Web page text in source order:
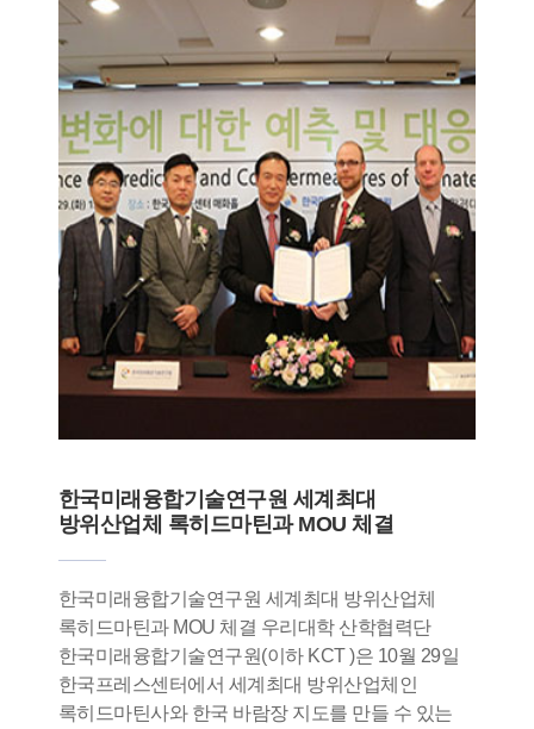
한국미래융합기술연구원 세계최대
방위산업체 록히드마틴과 MOU 체결
한국미래융합기술연구원 세계최대 방위산업체
록히드마틴과 MOU 체결 우리대학 산학협력단
한국미래융합기술연구원(이하 KCT )은 10월 29일
한국프레스센터에서 세계최대 방위산업체인
록히드마틴사와 한국 바람장 지도를 만들 수 있는